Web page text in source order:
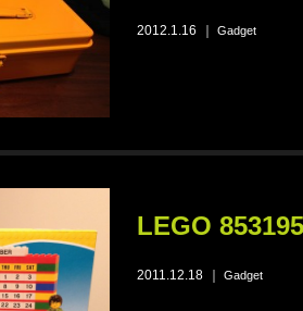
2012.1.16 Gadget
LEGO
2011.12.18 Gadget